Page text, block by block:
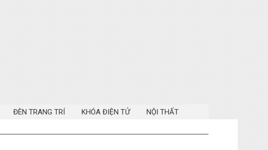
ĐÈN TRANG TRÍ KHÓA ĐIỆN TỬ NỘI THẤT